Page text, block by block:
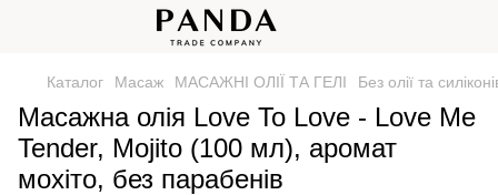
Каталог Масаж МАСАЖНІ ОЛІЇ ТА ГЕЛІ Без олії та
Масажна олія Love To Love - Love Me
Tender, Mojito (100 мл), аромат
мохіто, без парабенів